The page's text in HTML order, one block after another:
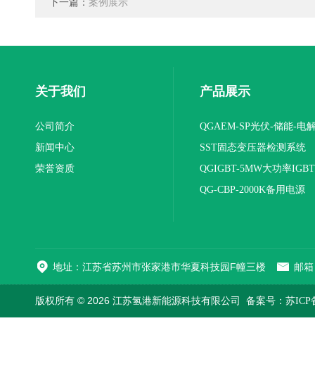
案例展示
关于我们
公司简介
新闻中心
荣誉资质
产品展示
QGAEM-SP光伏-储能-电
体化测试平台
SST固态变压器检测系统
QGIGBT-5MW大功率
电源
QG-CBP-2000K备用电源
地址：江苏省苏州市张家港市华夏科技园F幢三楼 邮
版权所有 © 2026 江苏氢港新能源科技有限公司 备案号：苏ICP